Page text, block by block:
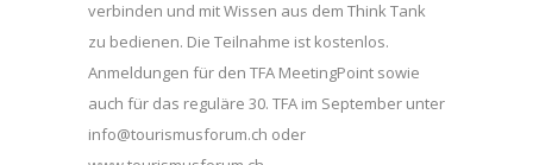
verbinden und mit Wissen aus dem Think Tank
zu bedienen. Die Teilnahme ist kostenlos.
Anmeldungen für den TFA MeetingPoint sowie
auch für das reguläre 30. TFA im September unter
info@tourismusforum.ch oder